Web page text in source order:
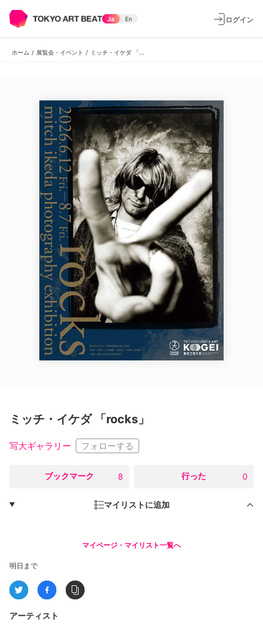
Ja En ログイン
ホーム / 展覧会・イベント /
ミッチ・イケダ 「rocks」
写大ギャラリー フォローする
ブックマーク 8 行った 0
マイリストに追加
マイページ・マイリスト一覧へ
明日まで
アーティスト